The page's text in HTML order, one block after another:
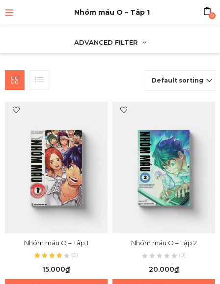
Nhóm máu O – Tâp 1 0
ADVANCED FILTER
Default sorting
Nhóm máu O – Tâp 1
(2)
15.000₫
Nhóm máu O – Tập 2
(0)
20.000₫